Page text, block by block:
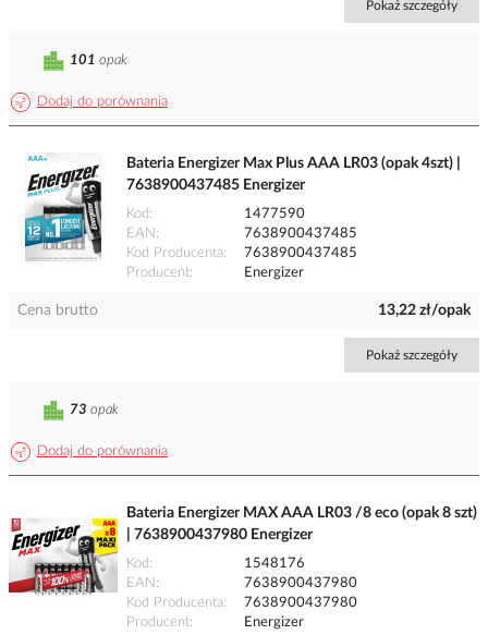
Pokaż szczegóły
Dodaj do porównania
101 opak
Bateria Energizer Max Plus AAA LR03 (opak 4szt) |
7638900437485 Energizer
Kod
1477590
EAN
7638900437485
Kod Producenta
7638900437485
Producent
Energizer
Cena brutto 13,22 zł/opak
Pokaż szczegóły
Dodaj do porównania
73 opak
Bateria Energizer MAX AAA LR03 /8 eco (opak 8 szt)
| 7638900437980 Energizer
Kod
1548176
EAN
7638900437980
Kod Producenta
7638900437980
Producent
Energizer